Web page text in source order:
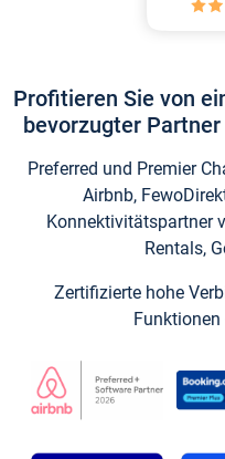
Profitieren Sie von
bevorzugter
Preferred und Premier
Airbnb,
Konnektivitätspartner
Rentals,
Zertifizierte hohe